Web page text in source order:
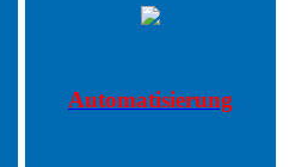
Automatisierung